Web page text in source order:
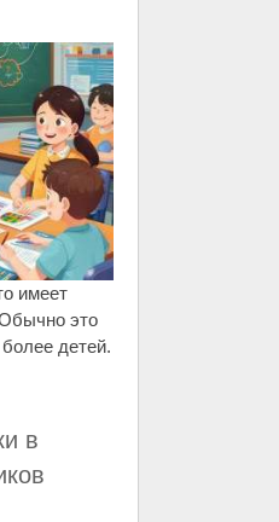
имеет
это
детей.
в